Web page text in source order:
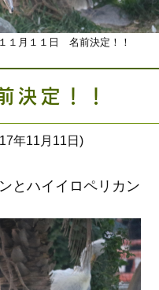
１月１１日 名前決定！！
決定！！
年11月11日)
とハイイロペリカン